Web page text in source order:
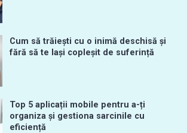
Cum să trăiești cu o inimă deschisă și
fără să te lași copleșit de suferință
Top 5 aplicații mobile pentru a-ți
organiza și gestiona sarcinile cu
eficiență